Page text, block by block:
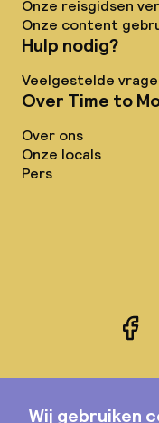
Onze reisgidsen
Onze content
Hulp nodig?
Veelgestelde
Over Time to
Over ons
Onze locals
Pers